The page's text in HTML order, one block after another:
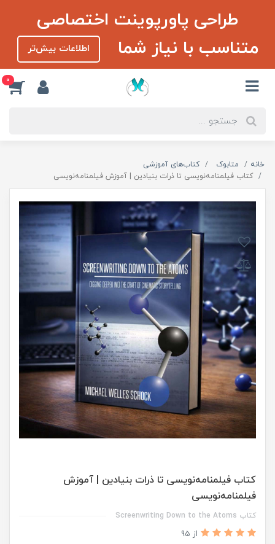
طراحی پاورپوینت اختصاصی
متناسب با نیاز شما
اطلاعات بیش‌تر
0
خانه متابوک
کتاب‌های آموزشی
کتاب فیلمنامه‌نویسی تا ذرات بنیادین | آموزش فیلمنامه‌نویسی
کتاب فیلمنامه‌نویسی تا ذرات بنیادین | آموزش
فیلمنامه‌نویسی
کتاب Screenwriting Down to the Atoms
از 95